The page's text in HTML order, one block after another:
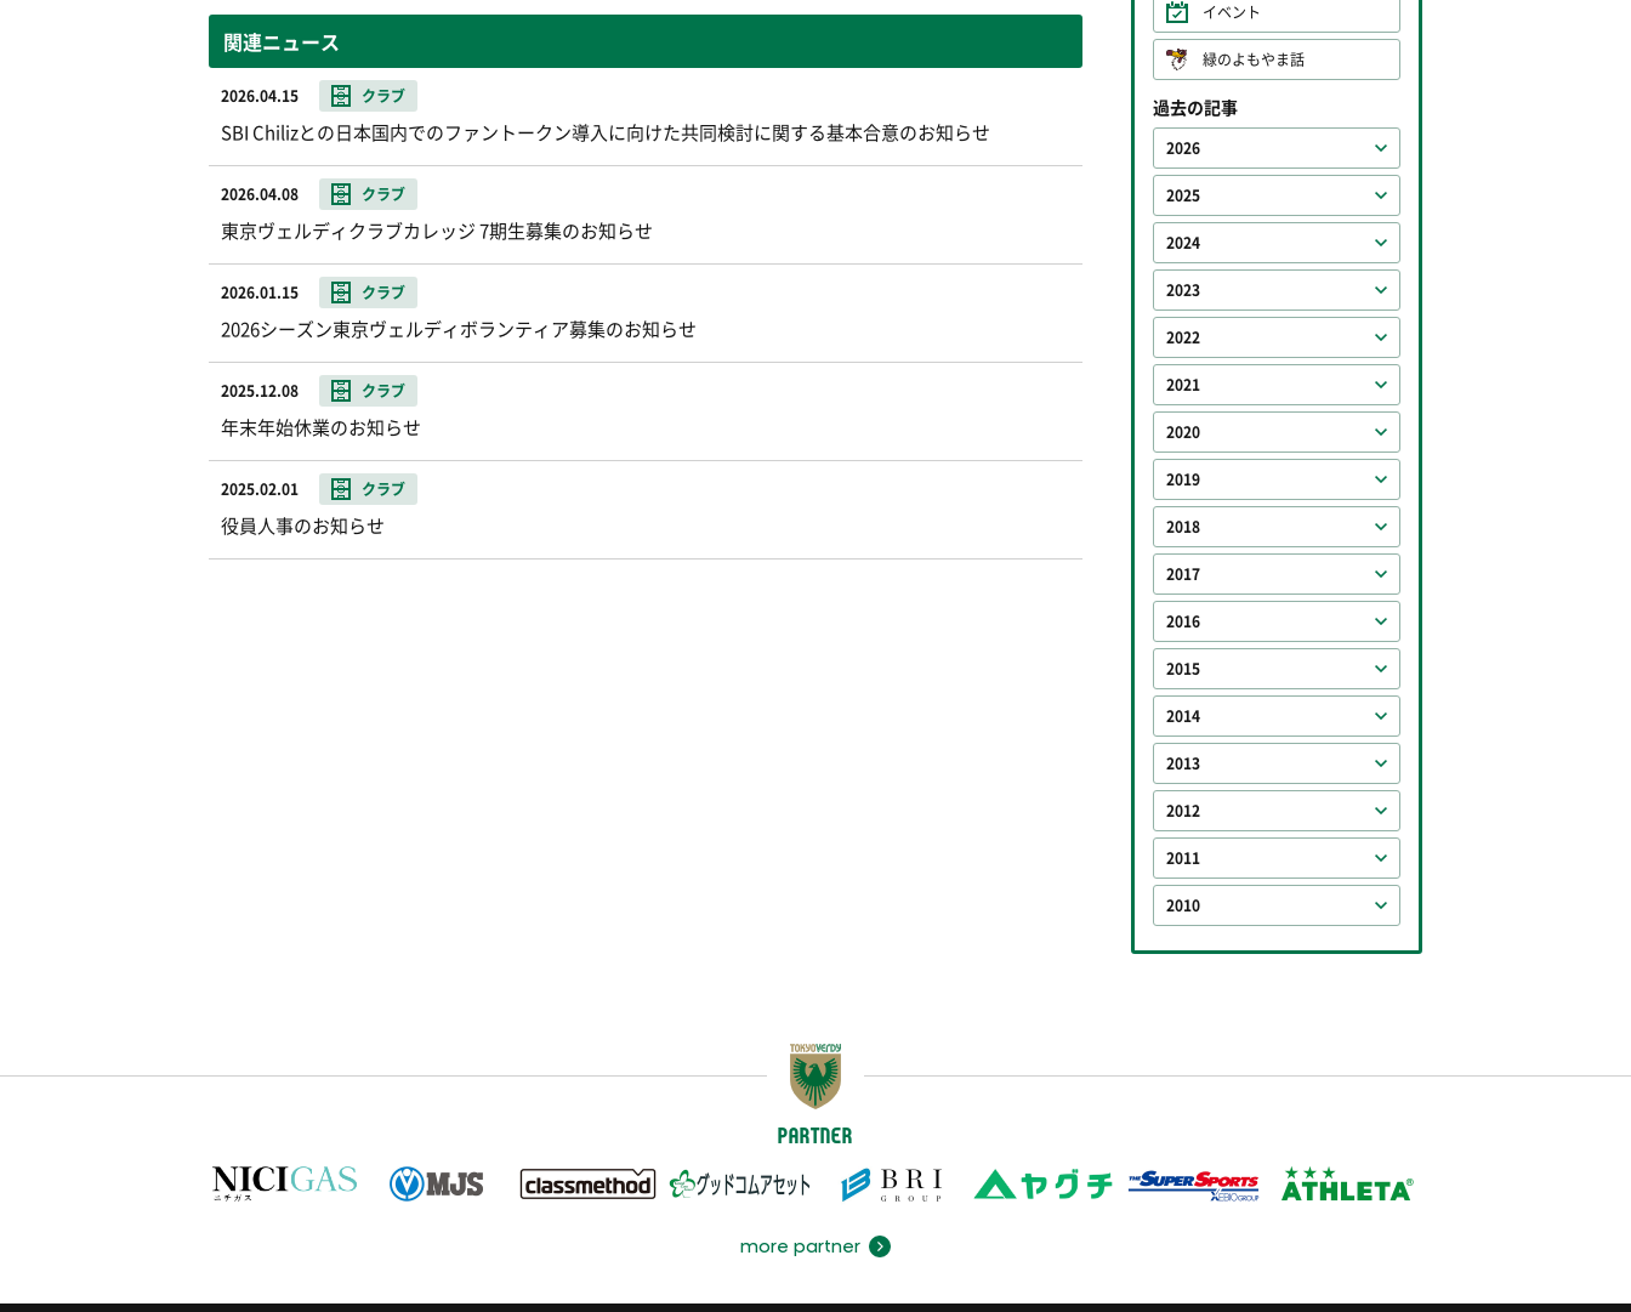
関連ニュース
2026.04.15 クラブ
SBI Chilizとの日本国内でのファントークン導入に向けた共同検討に関する基本合意のお知らせ
2026.04.08 クラブ
東京ヴェルディクラブカレッジ 7期生募集のお知らせ
2026.01.15 クラブ
2026シーズン東京ヴェルディボランティア募集のお知らせ
2025.12.08 クラブ
年末年始休業のお知らせ
2025.02.01 クラブ
役員人事のお知らせ
イベント
緑のよもやま話
過去の記事
2026
2025
2024
2023
2022
2021
2020
2019
2018
2017
2016
2015
2014
2013
2012
2011
2010
PARTNER
more partner